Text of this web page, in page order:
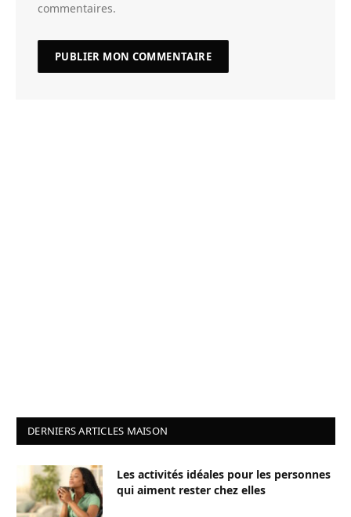
commentaires.
DERNIERS ARTICLES MAISON
Les activités idéales pour les personnes
qui aiment rester chez elles